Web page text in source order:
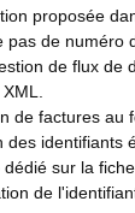
proposée
pas de numéro
de flux de
de factures au
des identifiants
dédié sur la
de